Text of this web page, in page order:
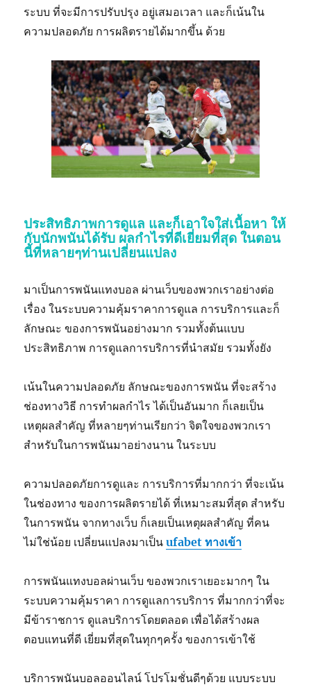
ระบบ ที่จะมีการปรับปรุง อยู่เสมอเวลา และก็เน้นใน
ความปลอดภัย การผลิตรายได้มากขึ้น ด้วย
ประสิทธิภาพการดูแล และก็เอาใจใส่เนื้อหา ให้
กับนักพนันได้รับ ผลกำไรที่ดีเยี่ยมที่สุด ในตอน
นี้ที่หลายๆท่านเปลี่ยนแปลง
มาเป็นการพนันแทงบอล ผ่านเว็บของพวกเราอย่างต่อ
เรื่อง ในระบบความคุ้มราคาการดูแล การบริการและก็
ลักษณะ ของการพนันอย่างมาก รวมทั้งต้นแบบ
ประสิทธิภาพ การดูแลการบริการที่นำสมัย รวมทั้งยัง
เน้นในความปลอดภัย ลักษณะของการพนัน ที่จะสร้าง
ช่องทางวิธี การทำผลกำไร ได้เป็นอันมาก ก็เลยเป็น
เหตุผลสำคัญ ที่หลายๆท่านเรียกว่า จิตใจของพวกเรา
สำหรับในการพนันมาอย่างนาน ในระบบ
ความปลอดภัยการดูและ การบริการที่มากกว่า ที่จะเน้น
ในช่องทาง ของการผลิตรายได้ ที่เหมาะสมที่สุด สำหรับ
ในการพนัน จากทางเว็บ ก็เลยเป็นเหตุผลสำคัญ ที่คน
ไม่ใช่น้อย เปลี่ยนแปลงมาเป็นufabet ทางเข้า
การพนันแทงบอลผ่านเว็บ ของพวกเราเยอะมากๆ ใน
ระบบความคุ้มราคา การดูแลการบริการ ที่มากกว่าที่จะ
มีข้าราชการ ดูแลบริการโดยตลอด เพื่อได้สร้างผล
ตอบแทนที่ดี เยี่ยมที่สุดในทุกๆครั้ง ของการเข้าใช้
บริการพนันบอลออนไลน์ โปรโมชั่นดีๆด้วย แบบระบบ